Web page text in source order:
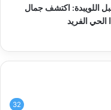
اللويبدة: اكتشف جمال
الحي الفريد
32